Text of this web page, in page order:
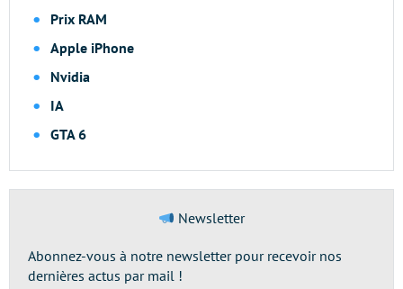
Prix RAM
Apple iPhone
Nvidia
IA
GTA 6
Newsletter
Abonnez-vous à notre newsletter pour recevoir nos
dernières actus par mail !